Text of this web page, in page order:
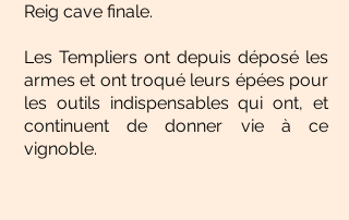
Reig cave finale.
Les Templiers ont depuis déposé les
armes et ont troqué leurs épées pour
les outils indispensables qui ont, et
continuent de donner vie à ce
vignoble.